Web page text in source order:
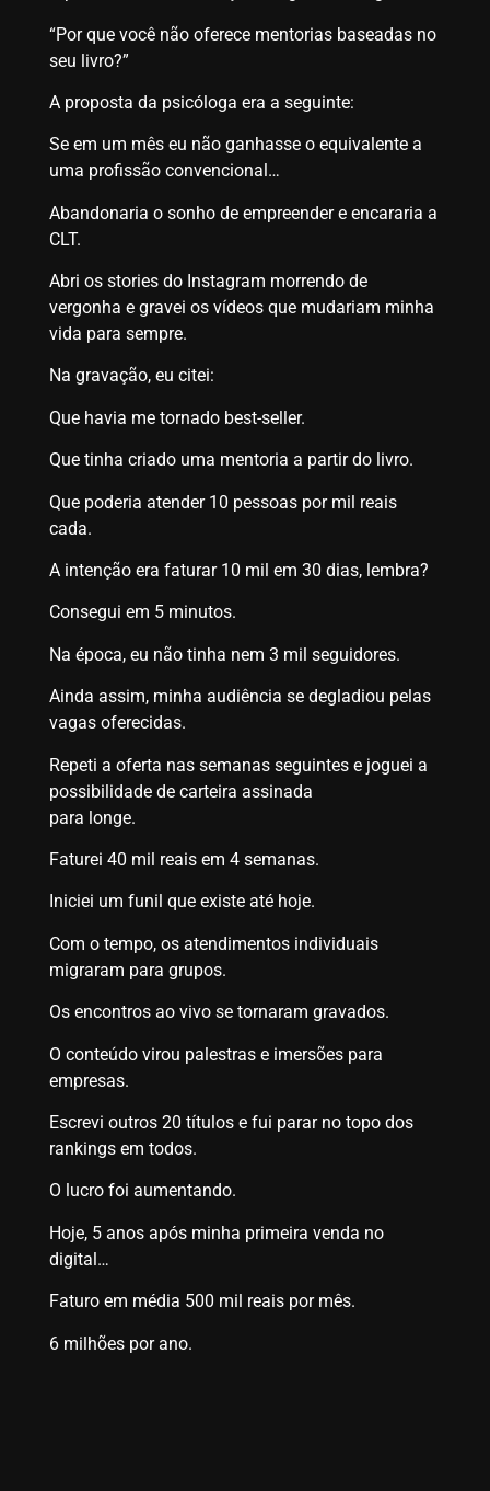
“Por que você não oferece mentorias baseadas no
seu livro?”
A proposta da psicóloga era a seguinte:
Se em um mês eu não ganhasse o equivalente a
uma profissão convencional…
Abandonaria o sonho de empreender e encararia a
CLT.
Abri os stories do Instagram morrendo de
vergonha e gravei os vídeos que mudariam minha
vida para sempre.
Na gravação, eu citei:
Que havia me tornado best-seller.
Que tinha criado uma mentoria a partir do livro.
Que poderia atender 10 pessoas por mil reais
cada.
A intenção era faturar 10 mil em 30 dias, lembra?
Consegui em 5 minutos.
Na época, eu não tinha nem 3 mil seguidores.
Ainda assim, minha audiência se degladiou pelas
vagas oferecidas.
Repeti a oferta nas semanas seguintes e joguei a
possibilidade de carteira assinada
para longe.
Faturei 40 mil reais em 4 semanas.
Iniciei um funil que existe até hoje.
Com o tempo, os atendimentos individuais
migraram para grupos.
Os encontros ao vivo se tornaram gravados.
O conteúdo virou palestras e imersões para
empresas.
Escrevi outros 20 títulos e fui parar no topo dos
rankings em todos.
O lucro foi aumentando.
Hoje, 5 anos após minha primeira venda no
digital…
Faturo em média 500 mil reais por mês.
6 milhões por ano.